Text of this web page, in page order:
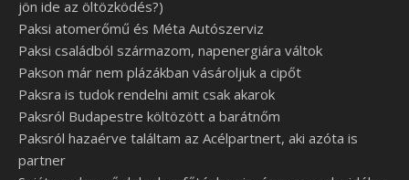
jön ide az öltözködés?)
Paksi atomerőmű és Méta Autószerviz
Paksi családból származom, napenergiára váltok
Pakson már nem plázákban vásároljuk a cipőt
Paksra is tudok rendelni amit csak akarok
Paksról Budapestre költözött a barátnőm
Paksról hazaérve találtam az Acélpartnert, aki azóta is
partner